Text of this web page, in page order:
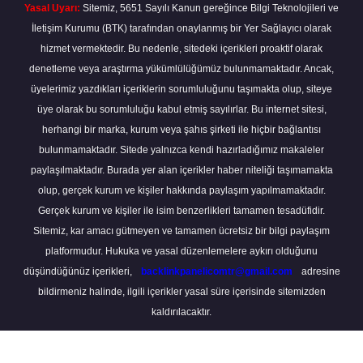
Yasal Uyarı: Sitemiz, 5651 Sayılı Kanun gereğince Bilgi Teknolojileri ve
İletişim Kurumu (BTK) tarafından onaylanmış bir Yer Sağlayıcı olarak
hizmet vermektedir. Bu nedenle, sitedeki içerikleri proaktif olarak
denetleme veya araştırma yükümlülüğümüz bulunmamaktadır. Ancak,
üyelerimiz yazdıkları içeriklerin sorumluluğunu taşımakta olup, siteye
üye olarak bu sorumluluğu kabul etmiş sayılırlar. Bu internet sitesi,
herhangi bir marka, kurum veya şahıs şirketi ile hiçbir bağlantısı
bulunmamaktadır. Sitede yalnızca kendi hazırladığımız makaleler
paylaşılmaktadır. Burada yer alan içerikler haber niteliği taşımamakta
olup, gerçek kurum ve kişiler hakkında paylaşım yapılmamaktadır.
Gerçek kurum ve kişiler ile isim benzerlikleri tamamen tesadüfidir.
Sitemiz, kar amacı gütmeyen ve tamamen ücretsiz bir bilgi paylaşım
platformudur. Hukuka ve yasal düzenlemelere aykırı olduğunu
düşündüğünüz içerikleri,
backlinkpanelicomtr@gmail.com
adresine
bildirmeniz halinde, ilgili içerikler yasal süre içerisinde sitemizden
kaldırılacaktır.